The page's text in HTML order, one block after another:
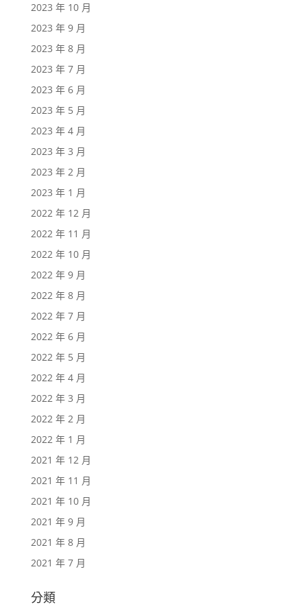
2023 年 10 月
2023 年 9 月
2023 年 8 月
2023 年 7 月
2023 年 6 月
2023 年 5 月
2023 年 4 月
2023 年 3 月
2023 年 2 月
2023 年 1 月
2022 年 12 月
2022 年 11 月
2022 年 10 月
2022 年 9 月
2022 年 8 月
2022 年 7 月
2022 年 6 月
2022 年 5 月
2022 年 4 月
2022 年 3 月
2022 年 2 月
2022 年 1 月
2021 年 12 月
2021 年 11 月
2021 年 10 月
2021 年 9 月
2021 年 8 月
2021 年 7 月
分類